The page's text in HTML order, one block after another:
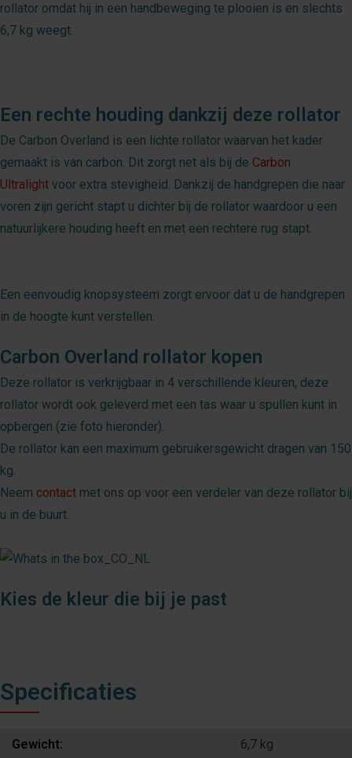
rollator omdat hij in een handbeweging te plooien is en slechts
6,7 kg weegt.
Een rechte houding dankzij deze rollator
De Carbon Overland is een lichte rollator waarvan het kader
gemaakt is van carbon. Dit zorgt net als bij de Carbon
Ultralight voor extra stevigheid. Dankzij de handgrepen die naar
voren zijn gericht stapt u dichter bij de rollator waardoor u een
natuurlijkere houding heeft en met een rechtere rug stapt.
Een eenvoudig knopsysteem zorgt ervoor dat u de handgrepen
in de hoogte kunt verstellen.
Carbon Overland rollator kopen
Deze rollator is verkrijgbaar in 4 verschillende kleuren, deze
rollator wordt ook geleverd met een tas waar u spullen kunt in
opbergen (zie foto hieronder).
De rollator kan een maximum gebruikersgewicht dragen van 150
kg.
Neem contact met ons op voor een verdeler van deze rollator bij
u in de buurt.
Kies de kleur die bij je past
Specificaties
Gewicht: 6,7 kg